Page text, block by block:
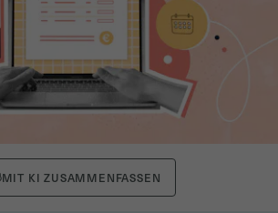
MIT KI ZUSAMMENFASSEN